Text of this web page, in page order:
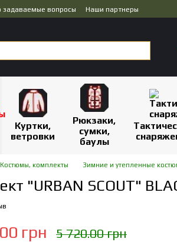
задаваемые вопросы
Наши партнеры
Куртки,
ветровки
Рюкзаки,
сумки,
баулы
Костюмы, комплекты Зимние и утепленные
"URBAN SCOUT"
грн 5 720.00 грн